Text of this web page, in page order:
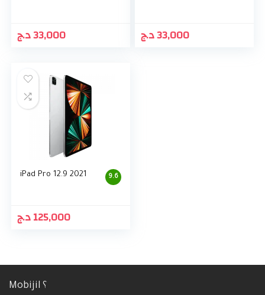
33,000د.ج 33,000د.ج
9.6
iPad Pro 12.9 2021
125,000د.ج
Mobijil ؟